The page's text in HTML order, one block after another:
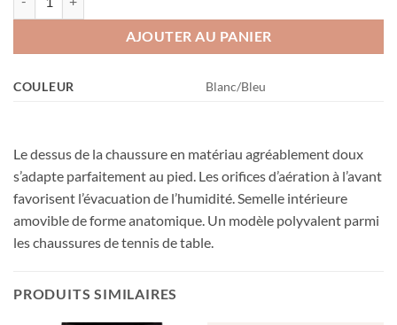
AJOUTER AU PANIER
COULEUR Blanc/Bleu
Le dessus de la chaussure en matériau agréablement doux
s’adapte parfaitement au pied. Les orifices d’aération à l’avant
favorisent l’évacuation de l’humidité. Semelle intérieure
amovible de forme anatomique. Un modèle polyvalent parmi
les chaussures de tennis de table.
PRODUITS SIMILAIRES